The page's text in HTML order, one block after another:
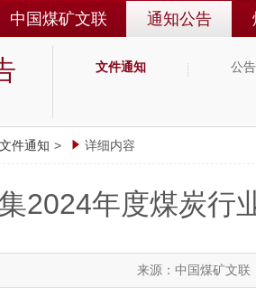
中国煤矿文联 通知公告
文件通知 公
文件通知 > 详细内容
2024年度煤炭行
来源：中国煤矿文联